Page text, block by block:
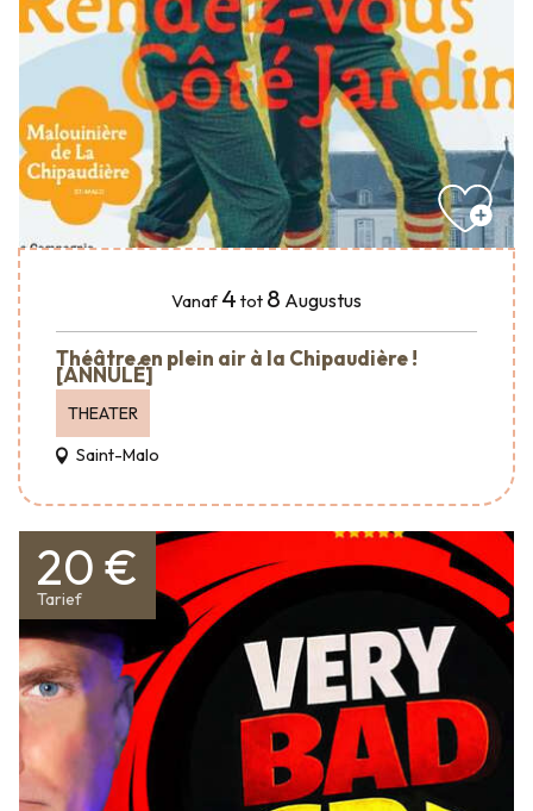
Vanaf4 tot 8 Augustus
Théâtre en plein air à la Chipaudière !
[ANNULÉ]
THEATER
Saint-Malo
20 €
Tarief